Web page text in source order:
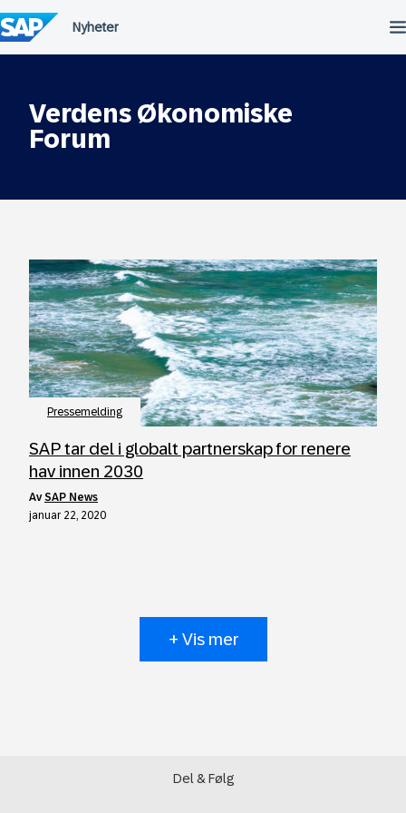
til
innhold
Verdens Økonomiske
Forum
Pressemelding
SAP tar del i globalt partnerskap for renere
hav innen 2030
avSAP News
januar 22, 2020
+ Vis mer
Del & Følg